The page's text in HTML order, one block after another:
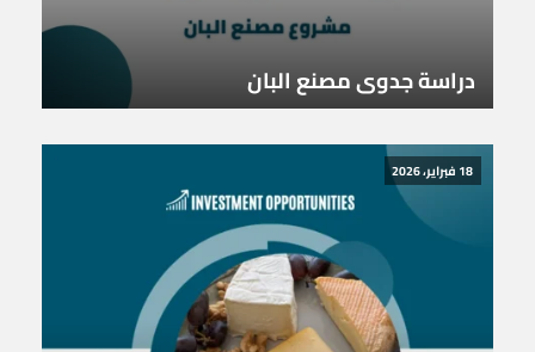
دراسة جدوى مصنع البان
18 فبراير، 2026